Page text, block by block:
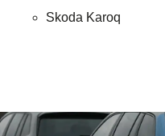
Skoda Karoq